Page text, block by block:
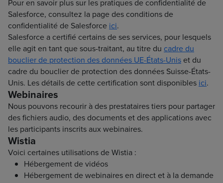
Pour en savoir plus sur les pratiques de confidentialité de
Salesforce, consultez la page des conditions de
confidentialité de Salesforce ici.
Salesforce a certifié certains de ses services, pour lesquels
elle agit en tant que sous-traitant, au titre du cadre du
bouclier de protection des données UE-États-Unis et du
cadre du bouclier de protection des données Suisse-États-
Unis. Les détails de cette certification sont disponibles ici.
Webinaires
Nous pouvons recourir à des prestataires tiers pour partager
des fichiers audio, des documents et des applications avec
les participants inscrits aux webinaires.
Wistia
Voici certaines utilisations de Wistia :
Hébergement de vidéos
Hébergement de webinaires en direct et à la demande